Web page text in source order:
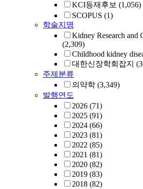
KCI등재후보 (1,056)
SCOPUS (1)
학술지명
Kidney Research and
(2,309)
Childhood kidney
대한신장학회잡지
주제분류
의약학 (3,349)
발행연도
2026 (71)
2025 (91)
2024 (66)
2023 (81)
2022 (85)
2021 (81)
2020 (82)
2019 (83)
2018 (82)